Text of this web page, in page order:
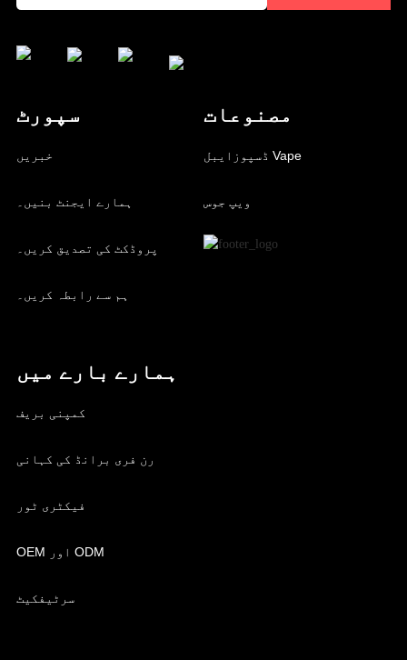
سپورٹ
خبریں
ہمارے ایجنٹ بنیں۔
پروڈکٹ کی تصدیق کریں۔
ہم سے رابطہ کریں۔
مصنوعات
ڈسپوزایبل Vape
ویپ جوس
ہمارے بارے میں
کمپنی بریف
رن فری برانڈ کی کہانی
فیکٹری ٹور
OEM اور ODM
سرٹیفکیٹ